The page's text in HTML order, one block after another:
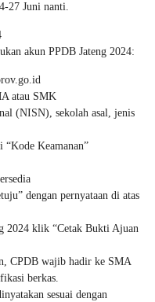
27 Juni nanti.
akun PPDB Jateng 2024:
atau SMK
(NISN), sekolah asal, jenis
“Kode Keamanan”
dengan pernyataan di atas
2024 klik “Cetak Bukti Ajuan
CPDB wajib hadir ke SMA
berkas.
sesuai dengan